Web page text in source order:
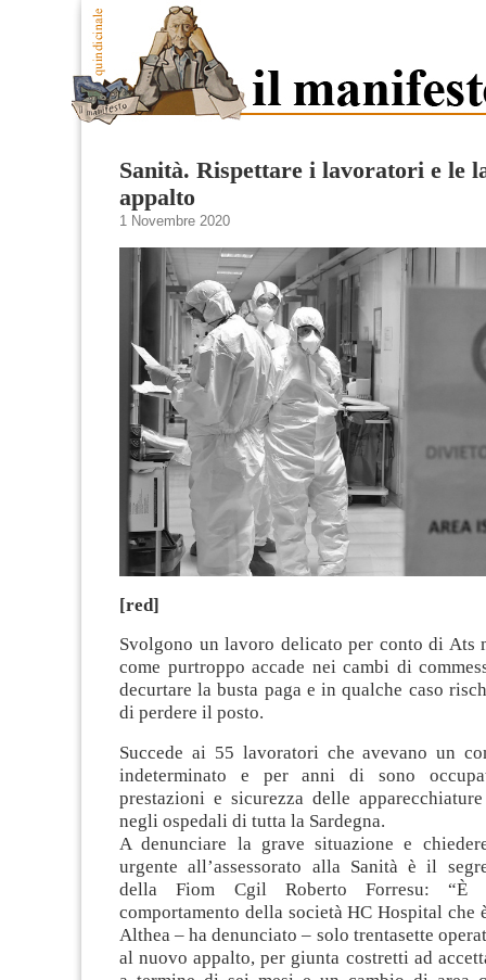
Sanità. Rispettare i lavoratori e le
appalto
1 Novembre 2020
[red]
Svolgono un lavoro delicato per conto di Ats
come purtroppo accade nei cambi di
decurtare la busta paga e in qualche caso
di perdere il posto.
Succede ai 55 lavoratori che avevano un
indeterminato e per anni di sono
prestazioni e sicurezza delle
negli ospedali di tutta la Sardegna.
A denunciare la grave situazione e
urgente all’assessorato alla Sanità è il
della Fiom Cgil Roberto Forresu: “È
comportamento della società HC Hospital che
Althea – ha denunciato – solo trentasette
al nuovo appalto, per giunta costretti ad